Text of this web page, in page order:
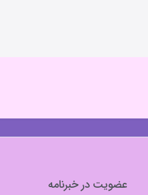
عضویت در خبرنامه